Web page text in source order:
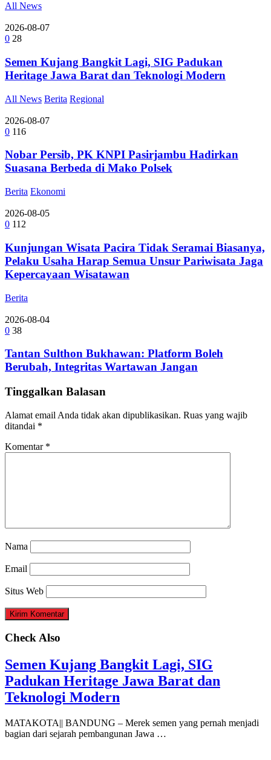
All News
2026-08-07
0 28
Semen Kujang Bangkit Lagi, SIG Padukan
Heritage Jawa Barat dan Teknologi Modern
All News Berita Regional
2026-08-07
0 116
Nobar Persib, PK KNPI Pasirjambu Hadirkan
Suasana Berbeda di Mako Polsek
Berita Ekonomi
2026-08-05
0 112
Kunjungan Wisata Pacira Tidak Seramai Biasanya,
Pelaku Usaha Harap Semua Unsur Pariwisata Jaga
Kepercayaan Wisatawan
Berita
2026-08-04
0 38
Tantan Sulthon Bukhawan: Platform Boleh
Berubah, Integritas Wartawan Jangan
Tinggalkan Balasan
Alamat email Anda tidak akan dipublikasikan. Ruas yang wajib
ditandai *
Komentar *
Nama
Email
Situs Web
Check Also
Semen Kujang Bangkit Lagi, SIG
Padukan Heritage Jawa Barat dan
Teknologi Modern
MATAKOTA|| BANDUNG – Merek semen yang pernah menjadi
bagian dari sejarah pembangunan Jawa …